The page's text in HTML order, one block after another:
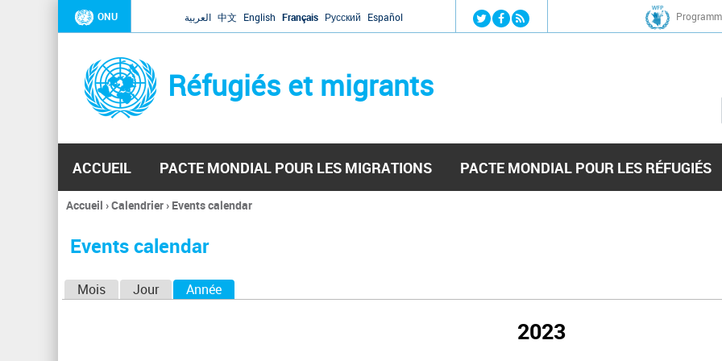
Jump to navigation
ONU العربية 中文 English Français Русский Español
Réfugiés et migrants
ACCUEIL PACTE MONDIAL POUR LES MIGRATIONS PACTE MONDIAL POUR LES RÉFUGIÉS
Vous
ici
Accueil ›Calendrier› Events calendar
Events calendar
Mois Jour Année
2023